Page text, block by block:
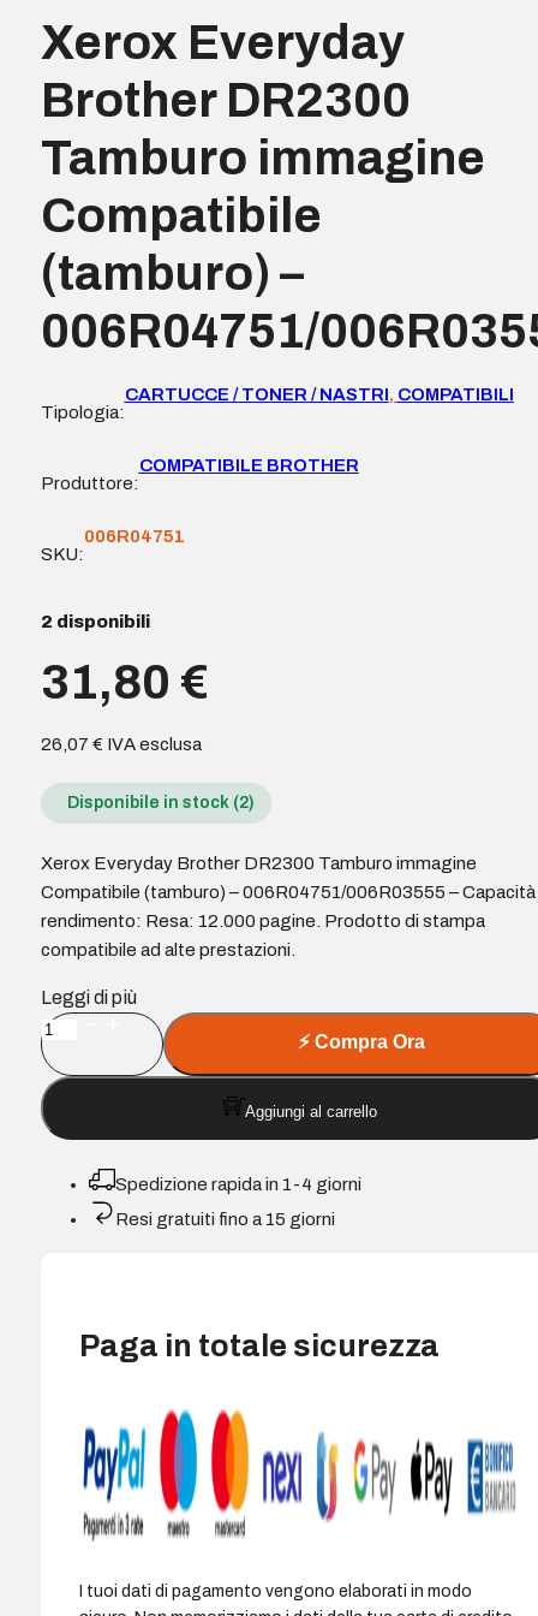
Xerox Everyday
Brother DR2300
Tamburo immagine
Compatibile
(tamburo) –
006R04751/
Tipologia:
CARTUCCE / TONER / NASTRI, COMPATIBILI
Produttore:
COMPATIBILE BROTHER
SKU:
006R04751
2 disponibili
31,80 €
26,07 € IVA esclusa
Disponibile in stock (2)
Xerox Everyday Brother DR2300 Tamburo immagine
Compatibile (tamburo) – 006R04751/006R03555 – Capacità
rendimento: Resa: 12.000 pagine. Prodotto di stampa
compatibile ad alte prestazioni.
Leggi di più
Xerox
Everyday
Brother
DR2300
Tamburo
immagine
Compatibile
(tamburo)
⚡Compra Ora
Aggiungi al carrello
Spedizione rapida in 1-4 giorni
Resi gratuiti fino a 15 giorni
Paga in totale sicurezza
I tuoi dati di pagamento vengono elaborati in modo